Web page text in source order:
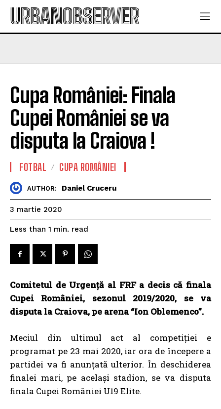
URBANOBSERVER
Cupa României: Finala
Cupei României se va
disputa la Craiova !
FOTBAL CUPA ROMÂNIEI
AUTHOR: Daniel Cruceru
3 martie 2020
Less than 1 min. read
Comitetul de Urgență al FRF a decis că finala
Cupei României, sezonul 2019/2020, se va
disputa la Craiova, pe arena “Ion Oblemenco”.
Meciul din ultimul act al competiției e
programat pe 23 mai 2020, iar ora de începere a
partidei va fi anunțată ulterior. În deschiderea
finalei mari, pe același stadion, se va disputa
finala Cupei României U19 Elite.